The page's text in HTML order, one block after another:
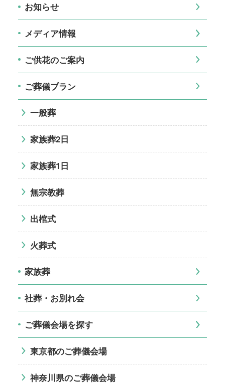
お知らせ
メディア情報
ご供花のご案内
ご葬儀プラン
一般葬
家族葬2日
家族葬1日
無宗教葬
出棺式
火葬式
家族葬
社葬・お別れ会
ご葬儀会場を探す
東京都のご葬儀会場
神奈川県のご葬儀会場